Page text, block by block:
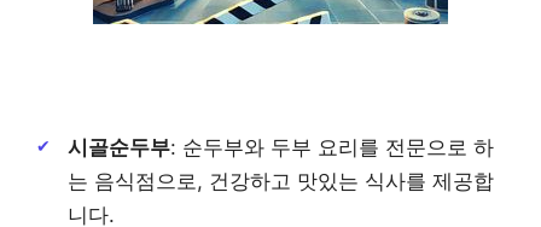
시골순두부: 순두부와 두부 요리를 전문으로 하
는 음식점으로, 건강하고 맛있는 식사를 제공합
니다.